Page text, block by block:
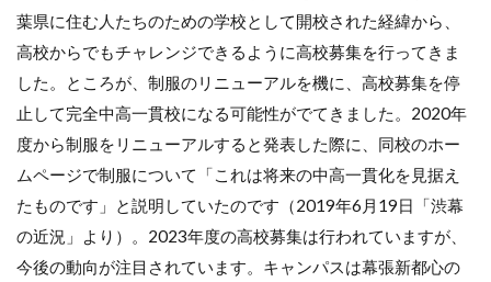
葉県に住む人たちのための学校として開校された経緯から、
高校からでもチャレンジできるように高校募集を行ってきま
した。ところが、制服のリニューアルを機に、高校募集を停
止して完全中高一貫校になる可能性がでてきました。2020年
度から制服をリニューアルすると発表した際に、同校のホー
ムページで制服について「これは将来の中高一貫化を見据え
たものです」と説明していたのです（2019年6月19日「渋幕
の近況」より）。2023年度の高校募集は行われていますが、
今後の動向が注目されています。キャンパスは幕張新都心の